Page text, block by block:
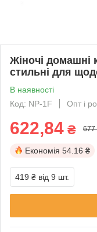
Жіночі домашні
стильні для
В наявності
Код: NP-1F
Опт і
622,84 ₴ 677
Економія 54.16 ₴
419 ₴ від 9 шт.